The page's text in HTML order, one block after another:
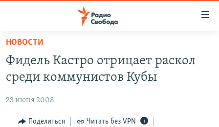
упрощенного
доступа
основному
Вернутся
ПОДКАСТЫ
АВТОРСКИЕ ПРОЕКТЫ
ЦИТАТЫ СВОБОДЫ
МНЕНИЯ
НОВОСТИ
Фидель Кастро отрицает раскол
среди коммунистов Кубы
23 июня 2008
Поделиться Читать без VPN